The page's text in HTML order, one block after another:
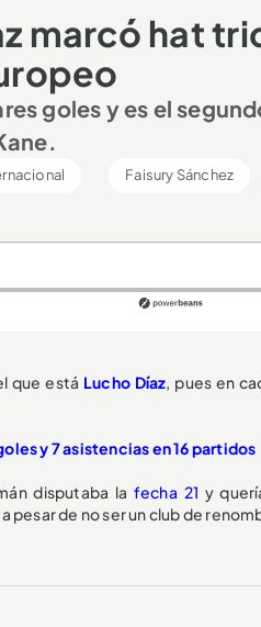
marcó hat
goles y es el
Faisury Sánchez
que está Lucho Díaz, pues en
y 7 asistencias en 16 partidos
disputaba la fecha 21 y
pesar de no ser un club de